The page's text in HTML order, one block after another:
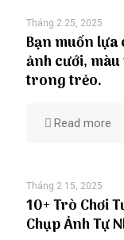
Tháng 2 25, 2025
Bạn muốn
ảnh cưới,
trong trẻo.
Read more
Tháng 2 15, 2025
10+ Trò Chơi
Chụp Ảnh Tự